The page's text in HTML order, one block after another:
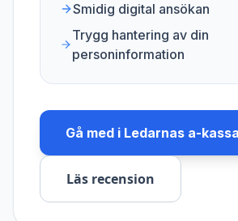
Smidig digital ansökan
Trygg hantering av din
personinformation
Gå med i Ledarnas a-kassa
Läs recension